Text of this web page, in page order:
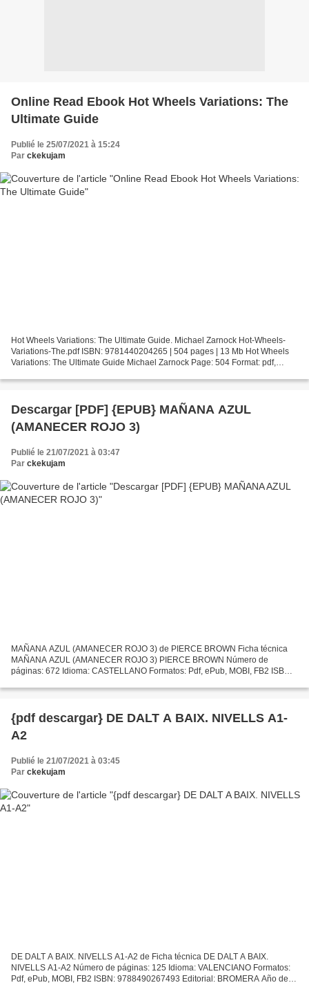
Online Read Ebook Hot Wheels Variations: The
Ultimate Guide
Publié le 25/07/2021 à 15:24
Par ckekujam
Hot Wheels Variations: The Ultimate Guide. Michael Zarnock Hot-Wheels-
Variations-The.pdf ISBN: 9781440204265 | 504 pages | 13 Mb Hot Wheels
Variations: The Ultimate Guide Michael Zarnock Page: 504 Format: pdf,
Descargar [PDF] {EPUB} MAÑANA AZUL
(AMANECER ROJO 3)
Publié le 21/07/2021 à 03:47
Par ckekujam
MAÑANA AZUL (AMANECER ROJO 3) de PIERCE BROWN Ficha técnica
MAÑANA AZUL (AMANECER ROJO 3) PIERCE BROWN Número de
páginas: 672 Idioma: CASTELLANO Formatos: Pdf, ePub, MOBI, FB2 ISBN:
eBook...
{pdf descargar} DE DALT A BAIX. NIVELLS A1-
A2
Publié le 21/07/2021 à 03:45
Par ckekujam
DE DALT A BAIX. NIVELLS A1-A2 de Ficha técnica DE DALT A BAIX.
NIVELLS A1-A2 Número de páginas: 125 Idioma: VALENCIANO Formatos:
Pdf, ePub, MOBI, FB2 ISBN: 9788490267493 Editorial: BROMERA Año de